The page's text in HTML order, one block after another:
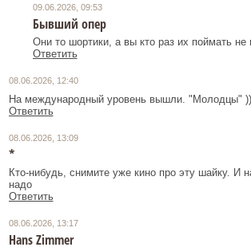
09.06.2026, 09:53
Бывший опер
Они то шортики, а вы кто раз их поймать
Ответить
08.06.2026, 12:40
На международный уровень вышли. "Молодцы"
Ответить
08.06.2026, 13:09
*
Кто-нибудь, снимите уже кино про эту шайку. И
надо
Ответить
08.06.2026, 13:17
Hans Zimmer